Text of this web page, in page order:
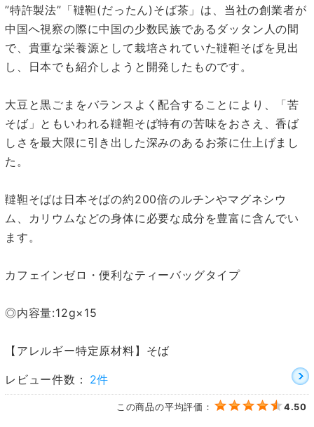
”特許製法”「韃靼(だったん)そば茶」は、当社の創業者が
中国へ視察の際に中国の少数民族であるダッタン人の間
で、貴重な栄養源として栽培されていた韃靼そばを見出
し、日本でも紹介しようと開発したものです。
大豆と黒ごまをバランスよく配合することにより、「苦
そば」ともいわれる韃靼そば特有の苦味をおさえ、香ば
しさを最大限に引き出した深みのあるお茶に仕上げまし
た。
韃靼そばは日本そばの約200倍のルチンやマグネシウ
ム、カリウムなどの身体に必要な成分を豊富に含んでい
ます。
カフェインゼロ・便利なティーバッグタイプ
◎内容量:12g×15
【アレルギー特定原材料】そば
レビュー件数： 2件
この商品の平均評価： 4.50